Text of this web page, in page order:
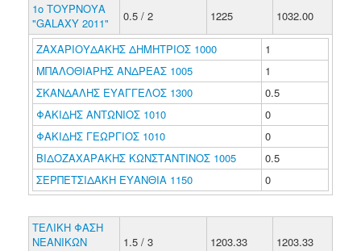
1ο ΤΟΥΡΝΟΥΑ
"GALAXY 2011"
0.5 / 2 1225 1032.00
ΖΑΧΑΡΙΟΥΔΑΚΗΣ ΔΗΜΗΤΡΙΟΣ 1000
1
ΜΠΑΛΟΘΙΑΡΗΣ ΑΝΔΡΕΑΣ 1005
1
ΣΚΑΝΔΑΛΗΣ ΕΥΑΓΓΕΛΟΣ 1300
0.5
ΦΑΚΙΔΗΣ ΑΝΤΩΝΙΟΣ 1010
0
ΦΑΚΙΔΗΣ ΓΕΩΡΓΙΟΣ 1010
0
ΒΙΔΟΖΑΧΑΡΑΚΗΣ ΚΩΝΣΤΑΝΤΙΝΟΣ 1005
0.5
ΣΕΡΠΕΤΣΙΔΑΚΗ ΕΥΑΝΘΙΑ 1150
0
ΤΕΛΙΚΗ ΦΑΣΗ
ΝΕΑΝΙΚΩΝ
1.5 / 3 1203.33 1203.33